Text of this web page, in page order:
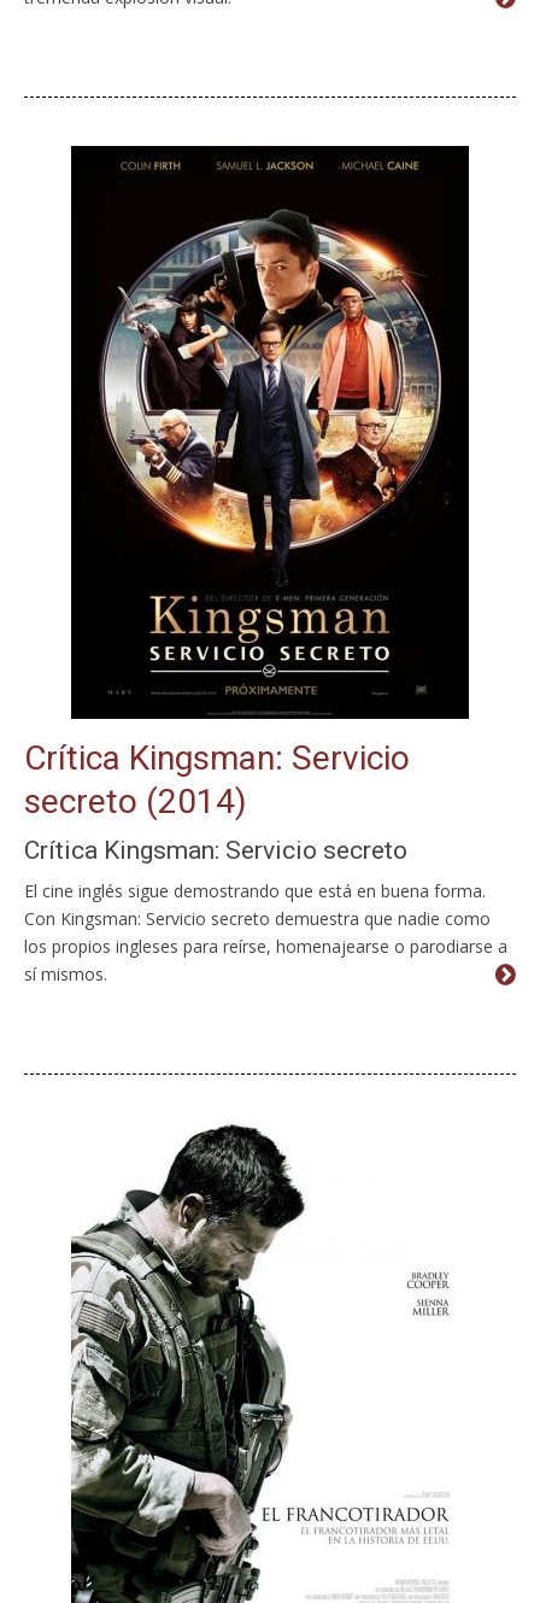
Crítica Kingsman: Servicio
secreto (2014)
Crítica Kingsman: Servicio secreto
El cine inglés sigue demostrando que está en buena forma.
Con Kingsman: Servicio secreto demuestra que nadie como
los propios ingleses para reírse, homenajearse o parodiarse a
sí mismos.